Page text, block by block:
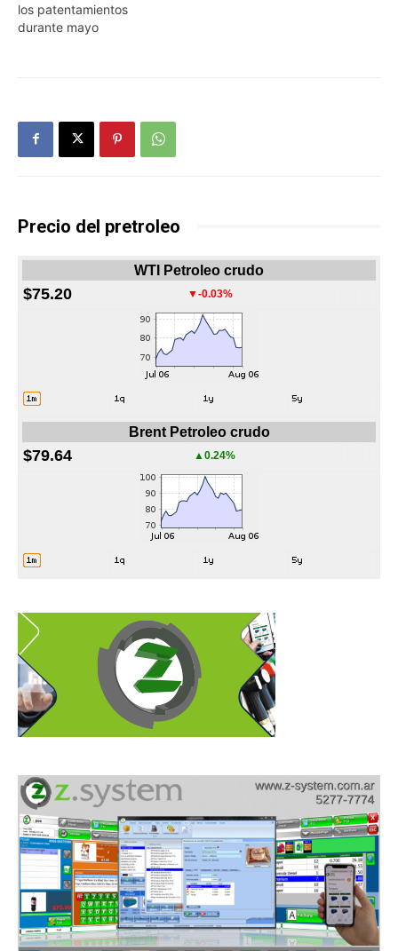
los patentamientos
durante mayo
Precio del pretroleo
WTI Petroleo crudo
$75.20 ▼-0.03%
Brent Petroleo crudo
$79.64 ▲0.24%